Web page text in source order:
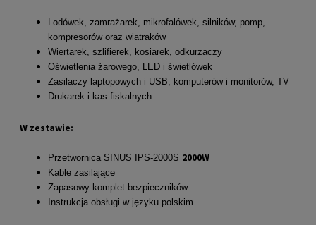
Lodówek, zamrażarek, mikrofalówek, silników, pomp,
kompresorów oraz wiatraków
Wiertarek, szlifierek, kosiarek, odkurzaczy
Oświetlenia żarowego, LED i świetlówek
Zasilaczy laptopowych i USB, komputerów i monitorów, TV
Drukarek i kas fiskalnych
W zestawie:
Przetwornica SINUS IPS-2000S 2000W
Kable zasilające
Zapasowy komplet bezpieczników
Instrukcja obsługi w języku polskim